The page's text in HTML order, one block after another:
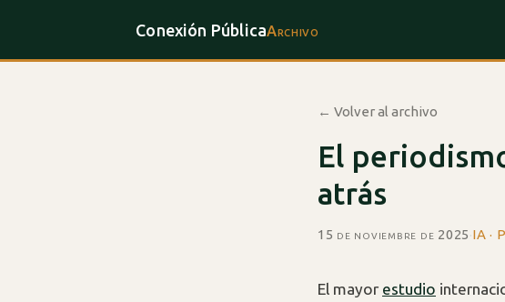
Conexión PúblicaArchivo
← Volver al archivo
El
atrás
15 de noviembre de 2025·IA ·
El mayor estudio